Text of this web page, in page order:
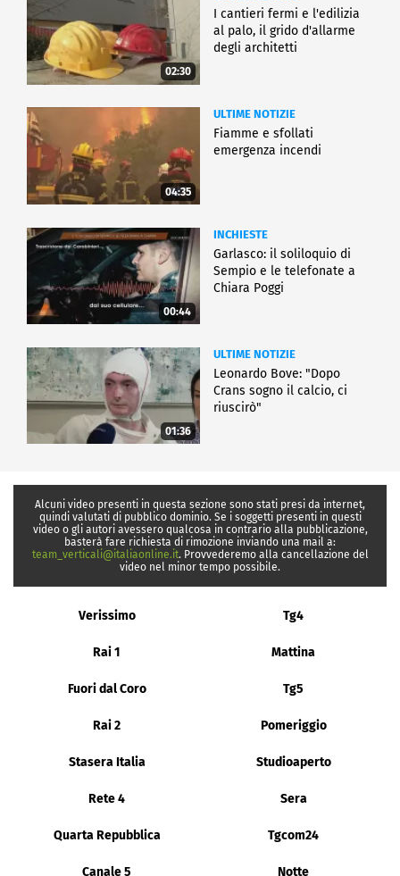
02:30
I cantieri fermi e l'edilizia
al palo, il grido d'allarme
degli architetti
04:35
ULTIME NOTIZIE
Fiamme e sfollati
emergenza incendi
00:44
INCHIESTE
Garlasco: il soliloquio di
Sempio e le telefonate a
Chiara Poggi
01:36
ULTIME NOTIZIE
Leonardo Bove: "Dopo
Crans sogno il calcio, ci
riuscirò"
Alcuni video presenti in questa sezione sono stati presi da internet,
quindi valutati di pubblico dominio. Se i soggetti presenti in questi
video o gli autori avessero qualcosa in contrario alla pubblicazione,
basterà fare richiesta di rimozione inviando una mail a:
team_verticali@italiaonline.it. Provvederemo alla cancellazione del
video nel minor tempo possibile.
Verissimo Tg4
Rai 1 Mattina
Fuori dal Coro Tg5
Rai 2 Pomeriggio
Stasera Italia Studioaperto
Rete 4 Sera
Quarta Repubblica Tgcom24
Canale 5 Notte